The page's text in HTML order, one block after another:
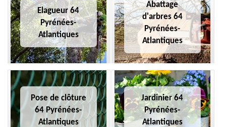
Elagueur 64
Pyrénées-
Atlantiques
Abattage
d'arbres 64
Pyrénées-
Atlantiques
Pose de clôture
64 Pyrénées-
Atlantiques
Jardinier 64
Pyrénées-
Atlantiques